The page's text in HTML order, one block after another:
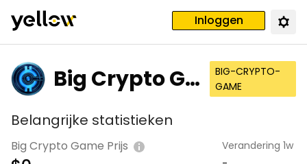
Inloggen
Big Crypto Ga
BIG-CRYPTO-
GAME
Belangrijke statistieken
Big Crypto Game Prijs
Verandering 1w